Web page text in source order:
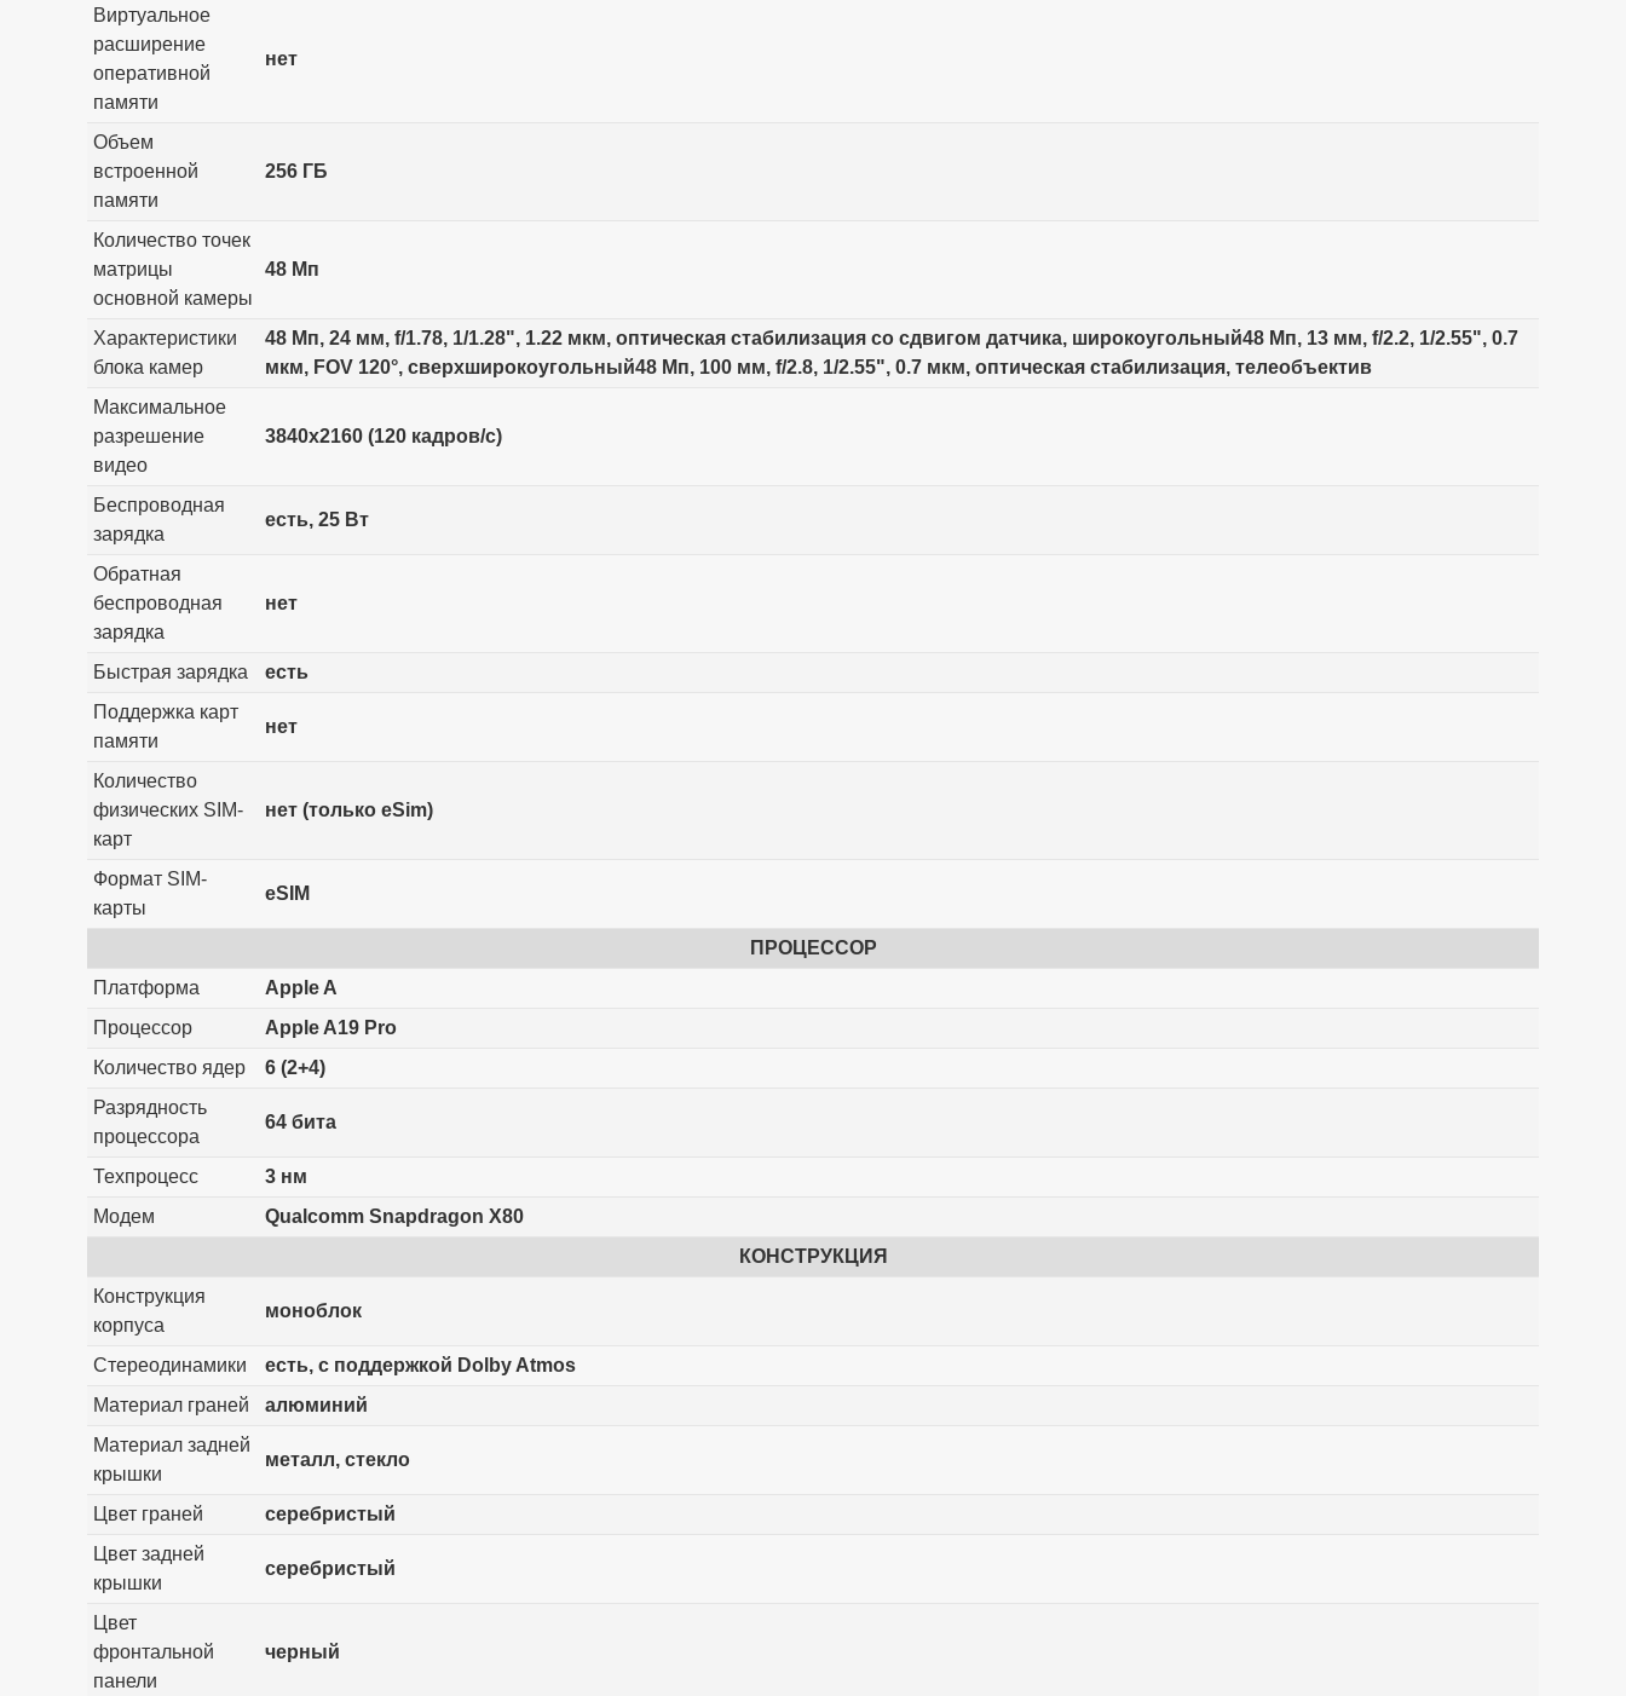
Виртуальное
расширение
оперативной
памяти
нет
Объем
встроенной
памяти
256 ГБ
Количество точек
матрицы
основной камеры
48 Мп
Характеристики
блока камер
48 Мп, 24 мм, f/1.78, 1/1.28", 1.22 мкм, оптическая стабилизация со сдвигом датчика, широкоугольный48 Мп, 13 мм, f/2.2, 1/2.55", 0.7
мкм, FOV 120°, сверхширокоугольный48 Мп, 100 мм, f/2.8, 1/2.55", 0.7 мкм, оптическая стабилизация, телеобъектив
Максимальное
разрешение
видео
3840x2160 (120 кадров/с)
Беспроводная
зарядка
есть, 25 Вт
Обратная
беспроводная
зарядка
нет
Быстрая зарядка
есть
Поддержка карт
памяти
нет
Количество
физических SIM-
карт
нет (только eSim)
Формат SIM-
карты
eSIM
ПРОЦЕССОР
Платформа
Apple A
Процессор
Apple A19 Pro
Количество ядер
6 (2+4)
Разрядность
процессора
64 бита
Техпроцесс
3 нм
Модем
Qualcomm Snapdragon X80
КОНСТРУКЦИЯ
Конструкция
корпуса
моноблок
Стереодинамики
есть, с поддержкой Dolby Atmos
Материал граней
алюминий
Материал задней
крышки
металл, стекло
Цвет граней
серебристый
Цвет задней
крышки
серебристый
Цвет
фронтальной
панели
черный